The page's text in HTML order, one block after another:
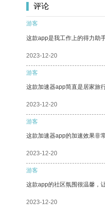
评论
游客
这款app是我工作上的得力助
2023-12-20
游客
这款加速器app简直是居家旅
2023-12-20
游客
这款加速器app的加速效果非
2023-12-20
游客
这款app的社区氛围很温馨，
2023-12-20